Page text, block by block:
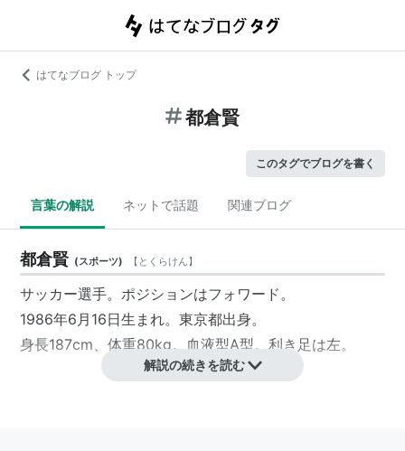
はてなブログ トップ
都倉賢
このタグでブログを書く
言葉の解説 ネットで話題 関連ブログ
都倉賢 (スポーツ) 【 とくらけん】
サッカー選手。ポジションはフォワード。
1986年6月16日生まれ。東京都出身。
身長187cm、体重80kg。血液型A型。利き足は左。
解説の続きを読む